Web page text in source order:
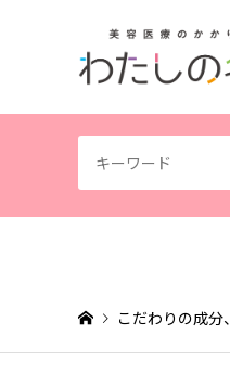
こだわりの成